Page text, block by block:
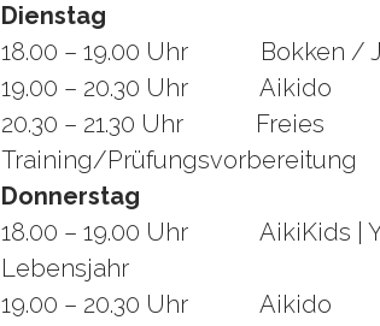
Dienstag
18.00 – 19.00 Uhr Bokken /
19.00 – 20.30 Uhr Aikido
20.30 – 21.30 Uhr Freies
Training/Prüfungsvorbereitung
Donnerstag
18.00 – 19.00 Uhr AikiKids |
Lebensjahr
19.00 – 20.30 Uhr Aikido